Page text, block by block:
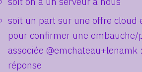
soit un part sur une offre cloud
pour confirmer une embauche/
associée
réponse